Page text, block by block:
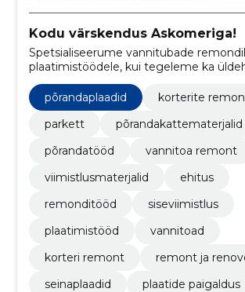
Kodu värskendus Askomeriga!
Spetsialiseerume vannitubade
plaatimistöödele, kui tegeleme ka
uus hingamine anda!
põrandaplaadid
korterite
parkett
põrandakattematerjalid
põrandatööd
vannitoa remont
viimistlusmaterjalid
ehitus
remonditööd
siseviimistlus
plaatimistööd
vannitoad
korteri remont
remont ja
seinaplaadid
plaatide paigaldus